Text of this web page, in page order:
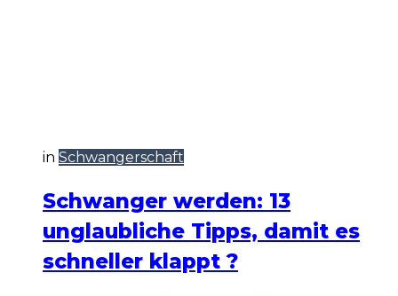
in Schwangerschaft
Schwanger werden: 13
unglaubliche Tipps, damit es
schneller klappt ?